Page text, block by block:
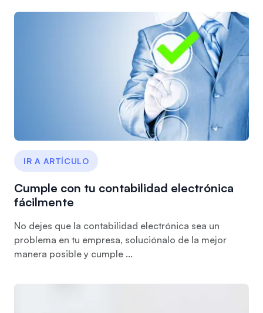
IR A ARTÍCULO
Cumple con tu contabilidad electrónica
fácilmente
No dejes que la contabilidad electrónica sea un
problema en tu empresa, soluciónalo de la mejor
manera posible y cumple ...